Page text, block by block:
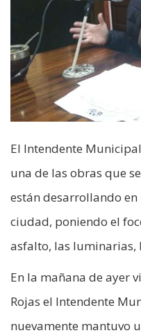
El Intendente
una de las obras que
están desarrollando
ciudad, poniendo el
asfalto, las luminarias,
En la mañana de ayer
Rojas el Intendente
nuevamente mantuvo